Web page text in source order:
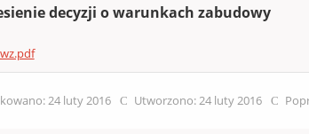
decyzji o warunkach zabudowy
24 luty 2016 Utworzono: 24 luty 2016